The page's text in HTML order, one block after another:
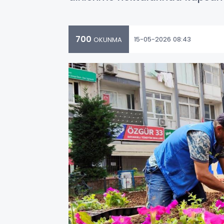
700 OKUNMA 15-05-2026 08:43